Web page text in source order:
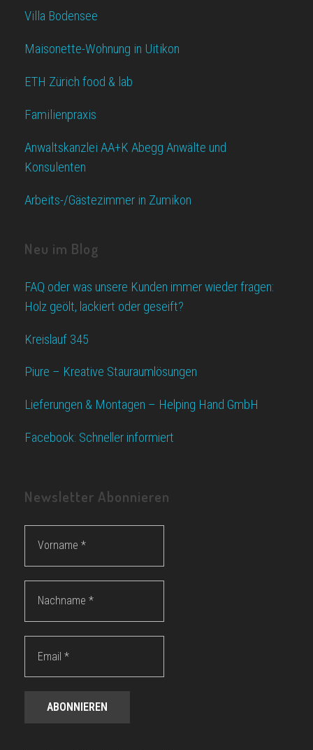
Villa Bodensee
Maisonette-Wohnung in Uitikon
ETH Zürich food & lab
Familienpraxis
Anwaltskanzlei AA+K Abegg Anwälte und
Konsulenten
Arbeits-/Gästezimmer in Zumikon
Neu im Blog
FAQ oder was unsere Kunden immer wieder fragen:
Holz geölt, lackiert oder geseift?
Kreislauf 345
Piure – Kreative Stauraumlösungen
Lieferungen & Montagen – Helping Hand GmbH
Facebook: Schneller informiert
Newsletter Abonnieren